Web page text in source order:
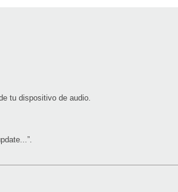
tu dispositivo de audio.